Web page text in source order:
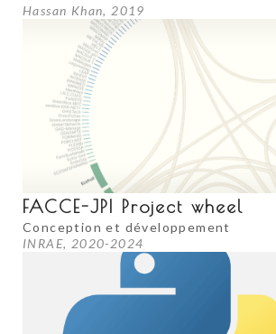
FACCE-JPI Project wheel
Conception et développement
INRAE, 2020-2024
Hassan Khan, 2019